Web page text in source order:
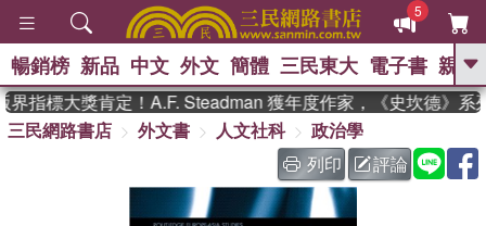
5
GO
熱搜： 東野圭吾 、 高希均教授回憶錄
The Odyssey 、 父親節 、 如果歷
史是一群喵 、 暑期推薦 、 國際布克
獎 臺灣漫遊錄 、 方念華
暢銷榜 新品 中文 外文 簡體 三民東大 電子書 親子
指標大獎肯定！A.F. Steadman 獲年度作家，《史坎德》系
三民網路書店
外文書 人文社科
政治學
列印
評論